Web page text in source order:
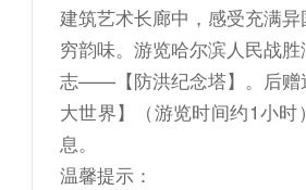
建筑艺术长廊中，感受充满
穷韵味。游览哈尔滨人民战
志——【防洪纪念塔】。后赠
大世界】（游览时间约1小
息。
温馨提示：